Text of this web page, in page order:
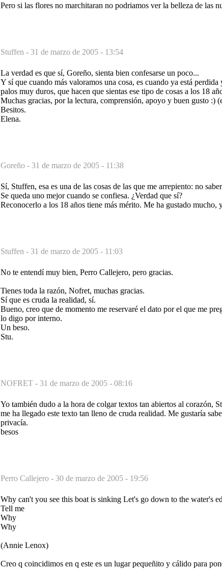
Pero si las flores no marchitaran no podriamos ver la belleza de las
Stuffen - 31 de marzo de 2005 - 13:54
La verdad es que sí, Goreño, sienta bien confesarse un poco...
Y sí que cuando más valoramos una cosa, es cuando ya está
palos muy duros, que hacen que sientas ese tipo de cosas a los 18
Muchas gracias, por la lectura, comprensión, apoyo y buen gusto :)
Besitos.
Elena.
Goreño - 31 de marzo de 2005 - 11:38
Sí, Stuffen, esa es una de las cosas de las que me arrepiento: no
Se queda uno mejor cuando se confiesa. ¿Verdad que sí?
Reconocerlo a los 18 años tiene más mérito. Me ha gustado mucho,
Stuffen - 31 de marzo de 2005 - 11:03
No te entendí muy bien, Perro Callejero, pero gracias.
Tienes toda la razón, Nofret, muchas gracias.
Sí que es cruda la realidad, sí.
Bueno, creo que de momento me reservaré el dato por el que me
lo digo por interno.
Un beso.
Stu.
NOFRET - 31 de marzo de 2005 - 08:16
Yo también dudo a la hora de colgar textos tan abiertos al corazón,
me ha llegado este texto tan lleno de cruda realidad. Me gustaría
privacía.
besos
Perro Callejero - 30 de marzo de 2005 - 19:56
Why can't you see this boat is sinking Let's go down to the water's
Tell me
Why
Why
(Annie Lenox)
Creo q coincidimos en q este es un lugar pequeñito y cálido para